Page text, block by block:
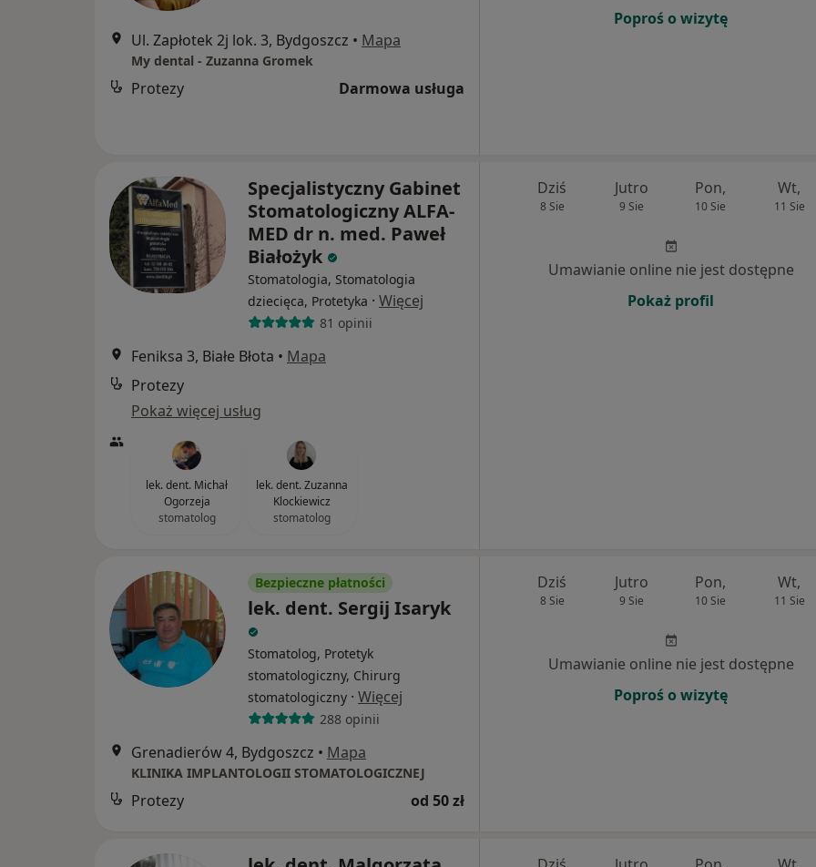
Ul. Zapłotek 2j lok. 3, Bydgoszcz • Mapa
My dental - Zuzanna Gromek
Protezy Darmowa usługa
Poproś o wizytę
Specjalistyczny Gabinet
Stomatologiczny ALFA-
MED dr n. med. Paweł
Białożyk
Stomatologia, Stomatologia
dziecięca, Protetyka · Więcej
81 opinii
Feniksa 3, Białe Błota • Mapa
Protezy
Pokaż więcej usług
lek. dent. Michał
Ogorzeja
stomatolog
lek. dent. Zuzanna
Klockiewicz
stomatolog
Dziś
8 Sie
Jutro
9 Sie
Pon,
10 Sie
Wt,
11 Sie
Umawianie online nie jest dostępne
Pokaż profil
Bezpieczne płatności
lek. dent. Sergij Isaryk
Stomatolog, Protetyk
stomatologiczny, Chirurg
stomatologiczny · Więcej
288 opinii
Grenadierów 4, Bydgoszcz • Mapa
KLINIKA IMPLANTOLOGII STOMATOLOGICZNEJ
Protezy od 50 zł
Dziś
8 Sie
Jutro
9 Sie
Pon,
10 Sie
Wt,
11 Sie
Umawianie online nie jest dostępne
Poproś o wizytę